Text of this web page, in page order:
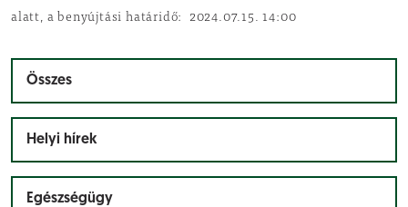
alatt, a benyújtási határidő: 2024.07.15. 14:00
Összes
Helyi hírek
Egészségügy